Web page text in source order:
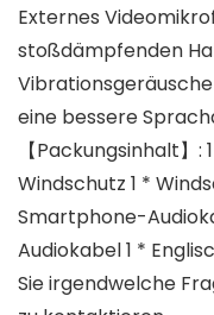
Externes
stoßdämpfenden
eine bessere
【Packungsinhalt】:
Windschutz 1 *
Smartphone-
Audiokabel 1 *
Sie irgendwelche